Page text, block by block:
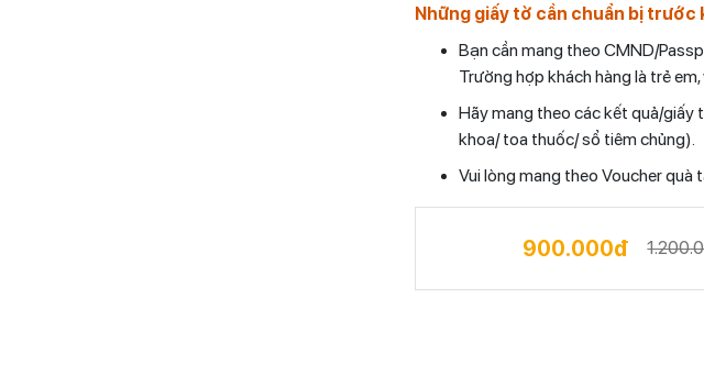
Những giấy tờ cần chuẩn bị trước
Bạn cần mang theo CMND/
Trường hợp khách hàng là trẻ
Hãy mang theo các kết quả/giấy
khoa/ toa thuốc/ sổ tiêm chủng).
Vui lòng mang theo Voucher quà
900.000đ